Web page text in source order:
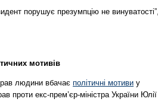
порушує презумпцію не
мотивів
людини вбачає політичні мотиви у
проти екс-прем’єр-міністра України Юлії